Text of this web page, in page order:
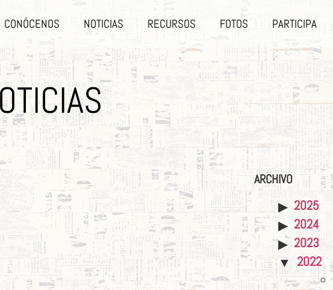
CONÓCENOS NOTICIAS RECURSOS FOTOS PARTICIPA
ARCHIVO
2025
2024
2023
2022